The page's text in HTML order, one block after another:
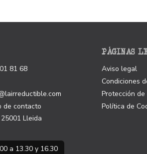
81 68
de contacto
25001 Lleida
a 13.30 y 16.30
PÁGINAS
Aviso legal
Condiciones
Protección de
Política de